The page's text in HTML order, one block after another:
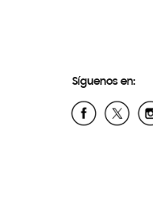
Síguenos en: